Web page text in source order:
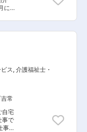
、
お
OK
サ
の
ー
直行
引
り
た
デ
、
に
害福
◎
一
介
医
護士
て
身
出
管
など
るス
ス, 介護福祉士・
常
自宅
事で